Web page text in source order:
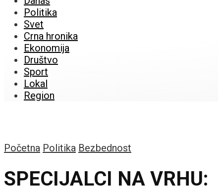
Politika
Svet
Crna hronika
Ekonomija
Društvo
Sport
Lokal
Region
Početna Politika Bezbednost
SPECIJALCI NA VRHU: